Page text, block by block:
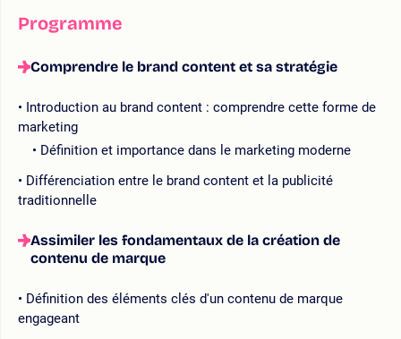
Programme
Comprendre le brand content et sa stratégie
Introduction au brand content : comprendre cette forme de
marketing
Définition et importance dans le marketing moderne
Différenciation entre le brand content et la publicité
traditionnelle
Assimiler les fondamentaux de la création de
contenu de marque
Définition des éléments clés d'un contenu de marque
engageant